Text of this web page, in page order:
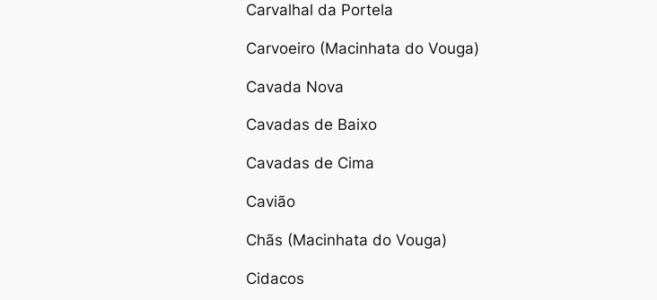
Carvalhal da Portela
Carvoeiro (Macinhata do Vouga)
Cavada Nova
Cavadas de Baixo
Cavadas de Cima
Cavião
Chãs (Macinhata do Vouga)
Cidacos